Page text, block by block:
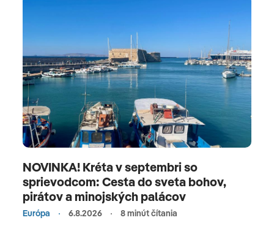
NOVINKA! Kréta v septembri so
sprievodcom: Cesta do sveta bohov,
pirátov a minojských palácov
Európa 6.8.2026 8 minút čítania